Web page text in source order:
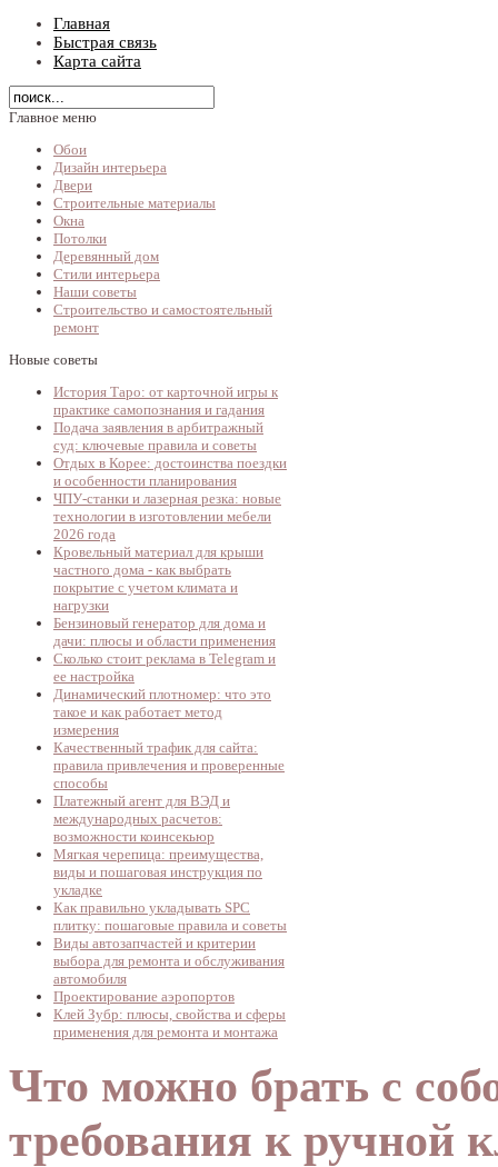
Главная
Быстрая связь
Карта сайта
Главное меню
Обои
Дизайн интерьера
Двери
Строительные материалы
Окна
Потолки
Деревянный дом
Стили интерьера
Наши советы
Строительство и самостоятельный
ремонт
Новые советы
История Таро: от карточной игры к
практике самопознания и гадания
Подача заявления в арбитражный
суд: ключевые правила и советы
Отдых в Корее: достоинства поездки
и особенности планирования
ЧПУ-станки и лазерная резка: новые
технологии в изготовлении мебели
2026 года
Кровельный материал для крыши
частного дома - как выбрать
покрытие с учетом климата и
нагрузки
Бензиновый генератор для дома и
дачи: плюсы и области применения
Сколько стоит реклама в Telegram и
ее настройка
Динамический плотномер: что это
такое и как работает метод
измерения
Качественный трафик для сайта:
правила привлечения и проверенные
способы
Платежный агент для ВЭД и
международных расчетов:
возможности коинсекьюр
Мягкая черепица: преимущества,
виды и пошаговая инструкция по
укладке
Как правильно укладывать SPC
плитку: пошаговые правила и советы
Виды автозапчастей и критерии
выбора для ремонта и обслуживания
автомобиля
Проектирование аэропортов
Клей Зубр: плюсы, свойства и сферы
применения для ремонта и монтажа
Что можно брать с
требования к ручной